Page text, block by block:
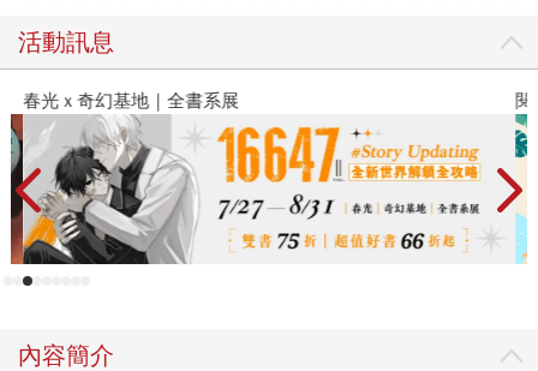
活動訊息
春光ｘ奇幻基地｜全書系展 閱
內容簡介